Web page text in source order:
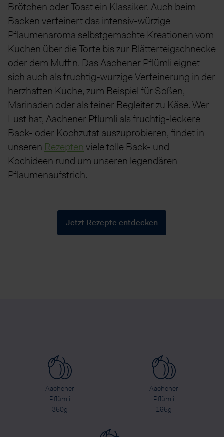
Brötchen oder Toast ein Klassiker. Auch beim
Backen verfeinert das intensiv-würzige
Pflaumenaroma selbstgemachte Kreationen vom
Kuchen über die Torte bis zur Blätterteigschnecke
oder dem Muffin. Das Aachener Pflümli eignet
sich auch als fruchtig-würzige Verfeinerung in der
herzhaften Küche, zum Beispiel für Soßen,
Marinaden oder als feiner Begleiter zu Käse. Wer
Lust hat, Aachener Pflümli als fruchtig-leckere
Back- oder Kochzutat auszuprobieren, findet in
unseren Rezepten viele tolle Back- und
Kochideen rund um unseren legendären
Pflaumenaufstrich.
Jetzt Rezepte entdecken
Aachener
Pflümli
350g
Aachener
Pflümli
195g